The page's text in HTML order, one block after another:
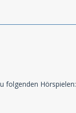
folgenden Hörspielen: